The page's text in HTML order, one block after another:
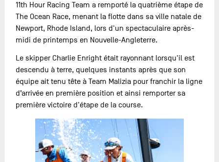
11th Hour Racing Team a remporté la quatrième étape de
The Ocean Race, menant la flotte dans sa ville natale de
Newport, Rhode Island, lors d'un spectaculaire après-
midi de printemps en Nouvelle-Angleterre.
Le skipper Charlie Enright était rayonnant lorsqu'il est
descendu à terre, quelques instants après que son
équipe ait tenu tête à Team Malizia pour franchir la ligne
d’arrivée en première position et ainsi remporter sa
première victoire d'étape de la course.